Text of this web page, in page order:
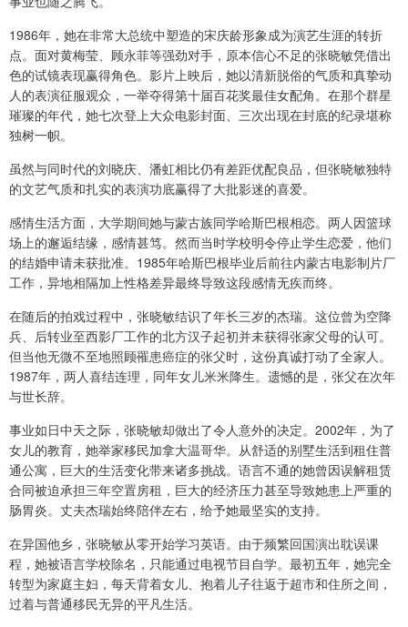
1986年，她在非常大总统中塑造的宋庆龄形象成为演艺生涯的转折
点。面对黄梅莹、顾永菲等强劲对手，原本信心不足的张晓敏凭借出
色的试镜表现赢得角色。影片上映后，她以清新脱俗的气质和真挚动
人的表演征服观众，一举夺得第十届百花奖最佳女配角。在那个群星
璀璨的年代，她七次登上大众电影封面、三次出现在封底的纪录堪称
独树一帜。
虽然与同时代的刘晓庆、潘虹相比仍有差距优配良品，但张晓敏独特
的文艺气质和扎实的表演功底赢得了大批影迷的喜爱。
感情生活方面，大学期间她与蒙古族同学哈斯巴根相恋。两人因篮球
场上的邂逅结缘，感情甚笃。然而当时学校明令停止学生恋爱，他们
的结婚申请未获批准。1985年哈斯巴根毕业后前往内蒙古电影制片厂
工作，异地相隔加上性格差异最终导致这段感情无疾而终。
在随后的拍戏过程中，张晓敏结识了年长三岁的杰瑞。这位曾为空降
兵、后转业至西影厂工作的北方汉子起初并未获得张家父母的认可。
但当他无微不至地照顾罹患癌症的张父时，这份真诚打动了全家人。
1987年，两人喜结连理，同年女儿米米降生。遗憾的是，张父在次年
与世长辞。
事业如日中天之际，张晓敏却做出了令人意外的决定。2002年，为了
女儿的教育，她举家移民加拿大温哥华。从舒适的别墅生活到租住普
通公寓，巨大的生活变化带来诸多挑战。语言不通的她曾因误解租赁
合同被迫承担三年空置房租，巨大的经济压力甚至导致她患上严重的
肠胃炎。丈夫杰瑞始终陪伴左右，给予她最坚实的支持。
在异国他乡，张晓敏从零开始学习英语。由于频繁回国演出耽误课
程，她被语言学校除名，只能通过电视节目自学。最初五年，她完全
转型为家庭主妇，每天背着女儿、抱着儿子往返于超市和住所之间，
过着与普通移民无异的平凡生活。